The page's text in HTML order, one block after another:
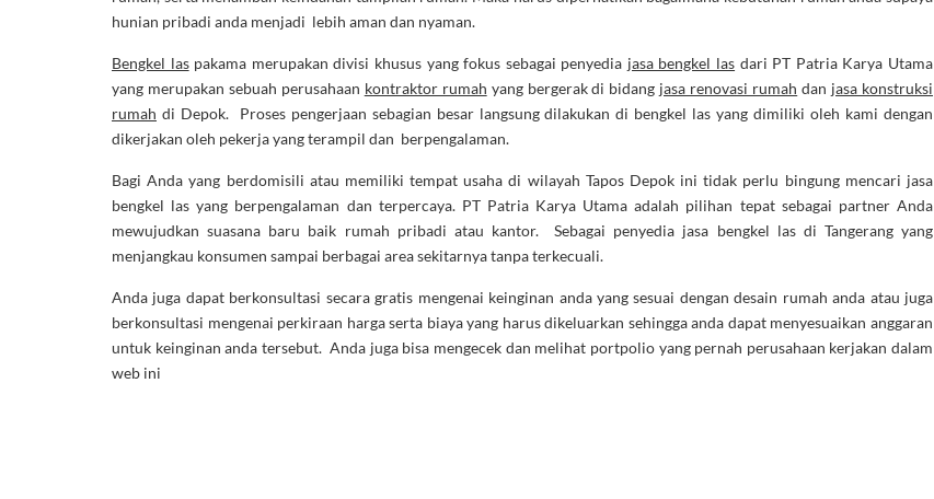
hunian pribadi anda menjadi lebih aman dan nyaman.
Bengkel laspakama merupakan divisi khusus yang fokus sebagai penyedia jasa bengkel las dari PT Patria Karya Utama
yang merupakan sebuah perusahaan kontraktor rumah yang bergerak di bidang jasa renovasi rumah dan jasa konstruksi
rumah di Depok. Proses pengerjaan sebagian besar langsung dilakukan di bengkel las yang dimiliki oleh kami dengan
dikerjakan oleh pekerja yang terampil dan berpengalaman.
Bagi Anda yang berdomisili atau memiliki tempat usaha di wilayah Tapos Depok ini tidak perlu bingung mencari jasa
bengkel las yang berpengalaman dan terpercaya. PT Patria Karya Utama adalah pilihan tepat sebagai partner Anda
mewujudkan suasana baru baik rumah pribadi atau kantor. Sebagai penyedia jasa bengkel las di Tangerang yang
menjangkau konsumen sampai berbagai area sekitarnya tanpa terkecuali.
Anda juga dapat berkonsultasi secara gratis mengenai keinginan anda yang sesuai dengan desain rumah anda atau juga
berkonsultasi mengenai perkiraan harga serta biaya yang harus dikeluarkan sehingga anda dapat menyesuaikan anggaran
untuk keinginan anda tersebut. Anda juga bisa mengecek dan melihat portpolio yang pernah perusahaan kerjakan dalam
web ini